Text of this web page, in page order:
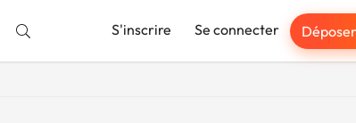
S'inscrire Se connecter